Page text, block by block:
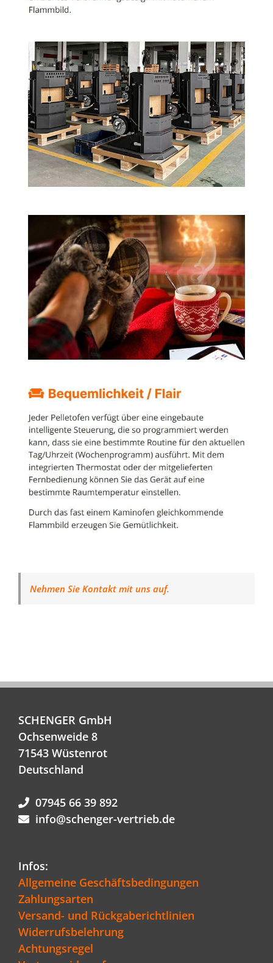
Nehmen Sie Kontakt mit uns auf.
SCHENGER GmbH
Ochsenweide 8
71543 Wüstenrot
Deutschland
07945 66 39 892
info@schenger-vertrieb.de
Infos:
Allgemeine Geschäftsbedingungen
Zahlungsarten
Versand- und Rückgaberichtlinien
Widerrufsbelehrung
Achtungsregel